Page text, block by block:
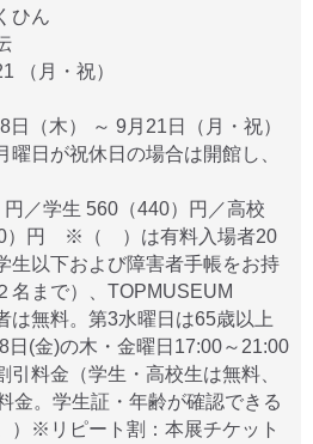
ひん
（月・祝）
（木） ～ 9月21日（月・祝）
日が祝休日の場合は開館し、
／学生 560（440）円／高校
）円 ※（ ）は有料入場者20
生以下および障害者手帳をお持
名まで）、TOPMUSEUM
は無料。第3水曜日は65歳以上
(金)の木・金曜日17:00～21:00
引料金（学生・高校生は無料、
金。学生証・年齢が確認できる
）※リピート割：本展チケット